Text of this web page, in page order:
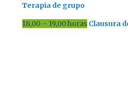
Terapia de grupo
18,00 – 19,00 horasClausura